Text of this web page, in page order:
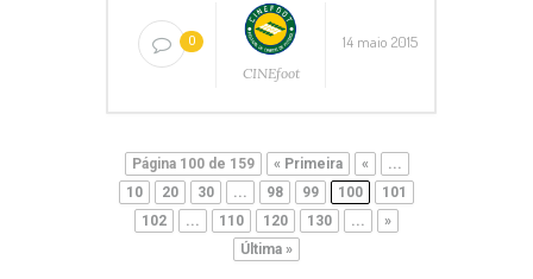
0
CINEfoot
14 maio 2015
Página 100 de 159 « Primeira «
...
10
20 30 ... 98 99 100
101
102
... 110 120 130 ...
»
Última »